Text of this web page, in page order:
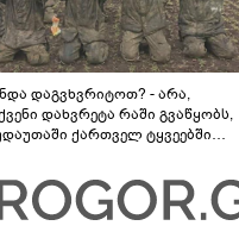
დაგვხვრიტოთ? - არა,
დახვრეტა რაში გვაწყობს,
ქართველ ტყვეებში